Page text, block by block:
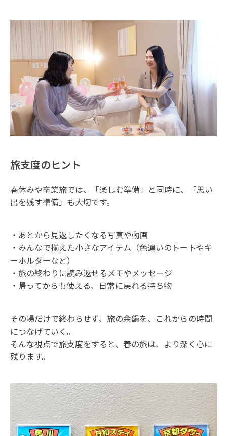
旅支度のヒント
春休みや卒業旅では、「楽しむ準備」と同時に、「思い
出を残す準備」も大切です。
・あとから見返したくなる写真や動画
・みんなで揃えた小さなアイテム（色違いのトートやキ
ーホルダーなど）
・旅の終わりに読み返せるメモやメッセージ
・帰ってからも使える、日常に戻れる持ち物
その場だけで終わらせず、旅の余韻を、これからの時間
につなげていく。
そんな視点で旅支度をすると、春の旅は、より深く心に
残ります。